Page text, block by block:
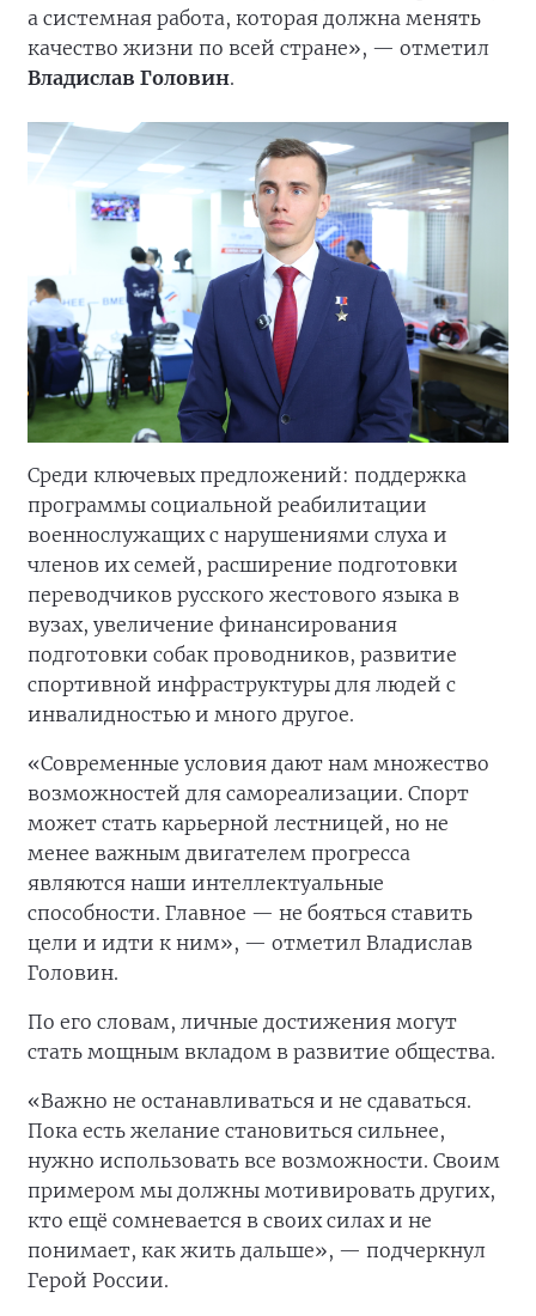
а системная работа, которая должна менять
качество жизни по всей стране», — отметил
Владислав Головин.
Среди ключевых предложений: поддержка
программы социальной реабилитации
военнослужащих с нарушениями слуха и
членов их семей, расширение подготовки
переводчиков русского жестового языка в
вузах, увеличение финансирования
подготовки собак проводников, развитие
спортивной инфраструктуры для людей с
инвалидностью и много другое.
«Современные условия дают нам множество
возможностей для самореализации. Спорт
может стать карьерной лестницей, но не
менее важным двигателем прогресса
являются наши интеллектуальные
способности. Главное — не бояться ставить
цели и идти к ним», — отметил Владислав
Головин.
По его словам, личные достижения могут
стать мощным вкладом в развитие общества.
«Важно не останавливаться и не сдаваться.
Пока есть желание становиться сильнее,
нужно использовать все возможности. Своим
примером мы должны мотивировать других,
кто ещё сомневается в своих силах и не
понимает, как жить дальше», — подчеркнул
Герой России.